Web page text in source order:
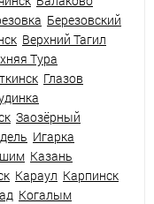
Березовский
Верхний Тагил
Тура
Глазов
Заозёрный
Игарка
Казань
Караул Карпинск
Когалым